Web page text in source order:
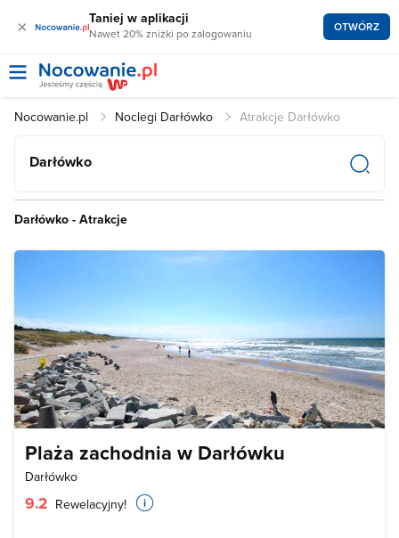
× Taniej w aplikacji
Nawet 20% zniżki po zalogowaniu OTWÓRZ
Nocowanie.pl Noclegi Darłówko Atrakcje Darłówko
Darłówko
Darłówko - Atrakcje
Plaża zachodnia w Darłówku
Darłówko
9.2 Rewelacyjny!